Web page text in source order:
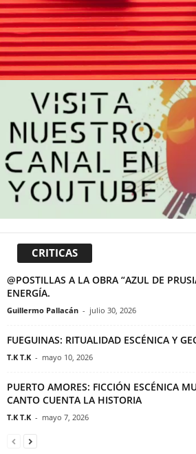
CRITICAS
@POSTILLAS A LA OBRA “AZUL DE
ENERGÍA.
Guillermo Pallacán - julio 30, 2026
FUEGUINAS: RITUALIDAD ESCÉNICA Y
T.K T.K - mayo 10, 2026
PUERTO AMORES: FICCIÓN ESCÉNICA
CANTO CUENTA LA HISTORIA
T.K T.K - mayo 7, 2026